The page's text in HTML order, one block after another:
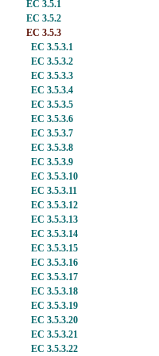
EC 3.5.1
EC 3.5.2
EC 3.5.3
EC 3.5.3.1
EC 3.5.3.2
EC 3.5.3.3
EC 3.5.3.4
EC 3.5.3.5
EC 3.5.3.6
EC 3.5.3.7
EC 3.5.3.8
EC 3.5.3.9
EC 3.5.3.10
EC 3.5.3.11
EC 3.5.3.12
EC 3.5.3.13
EC 3.5.3.14
EC 3.5.3.15
EC 3.5.3.16
EC 3.5.3.17
EC 3.5.3.18
EC 3.5.3.19
EC 3.5.3.20
EC 3.5.3.21
EC 3.5.3.22